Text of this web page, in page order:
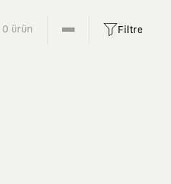
0 ürün Filtre